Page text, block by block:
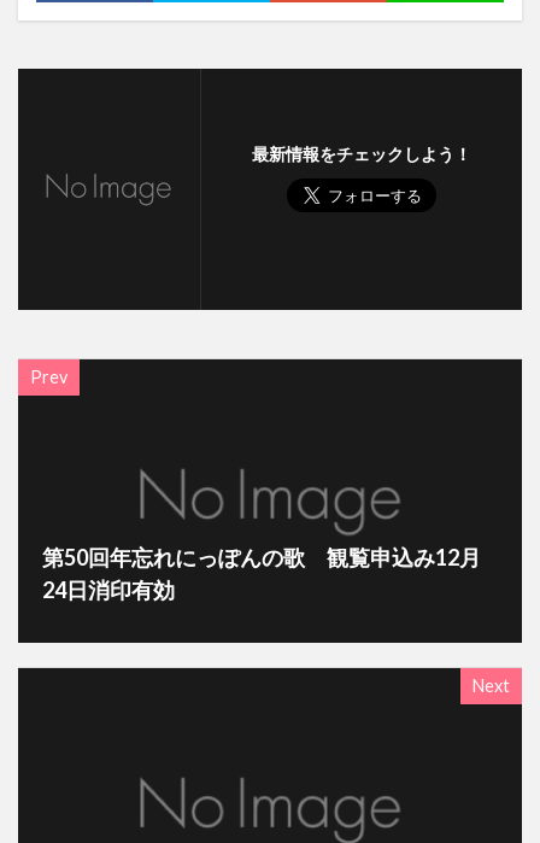
最新情報をチェックしよう！
Prev
第50回年忘れにっぽんの歌 観覧申込み12月
24日消印有効
Next